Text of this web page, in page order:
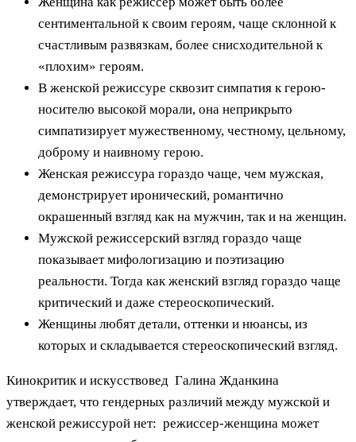
сентиментальной к своим героям, чаще склонной к
счастливым развязкам, более снисходительной к
«плохим» героям.
В женской режиссуре сквозит симпатия к герою-
носителю высокой морали, она неприкрыто
симпатизирует мужественному, честному, цельному,
доброму и наивному герою.
Женская режиссура гораздо чаще, чем мужская,
демонстрирует иронический, романтично
окрашенный взгляд как на мужчин, так и на женщин.
Мужской режиссерский взгляд гораздо чаще
показывает мифологизацию и поэтизацию
реальности. Тогда как женский взгляд гораздо чаще
критический и даже стереоскопический.
Женщины любят детали, оттенки и нюансы, из
которых и складывается стереоскопический взгляд.
Кинокритик и искусствовед Галина Жданкина
утверждает, что гендерных различий между мужской и
женской режиссурой нет: режиссер-женщина может